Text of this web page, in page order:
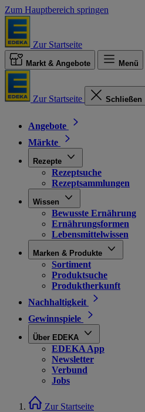
Zum Hauptbereich springen
Zur Startseite
Markt & Angebote Menü
Zur Startseite Schließen
Angebote
Märkte
Rezepte
Rezeptsuche
Rezeptsammlungen
Wissen
Bewusste Ernährung
Ernährungsformen
Lebensmittelwissen
Marken & Produkte
Sortiment
Produktsuche
Produktherkunft
Nachhaltigkeit
Gewinnspiele
Über EDEKA
EDEKA App
Newsletter
Verbund
Jobs
Zur Startseite